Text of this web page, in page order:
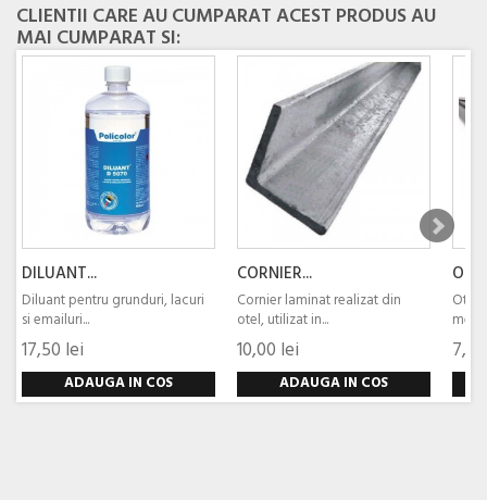
CLIENTII CARE AU CUMPARAT ACEST PRODUS AU
MAI CUMPARAT SI:
DILUANT...
Diluant pentru grunduri, lacuri
si emailuri...
17,50 lei
ADAUGA IN COS
CORNIER...
Cornier laminat realizat din
otel, utilizat in...
10,00 lei
ADAUGA IN COS
Otel